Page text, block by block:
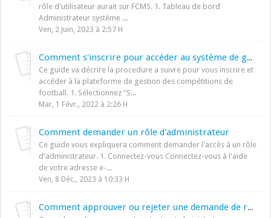
rôle d'utilisateur aurait sur FCMS. 1. Tableau de bord
Administrateur système ...
Ven, 2 Juin, 2023 à 2:57 H
Comment s'inscrire pour accéder au système de gestion des compétitions
Ce guide va décrire la procedure a suivre pour vous inscrire et
accéder à la plateforme de gestion des compétitions de
football. 1. Sélectionnez "S...
Mar, 1 Févr., 2022 à 2:26 H
Comment demander un rôle d'administrateur
Ce guide vous expliquera comment demander l'accès à un rôle
d'administrateur. 1. Connectez-vous Connectez-vous à l'aide
de votre adresse e-...
Ven, 8 Déc., 2023 à 10:33 H
Comment approuver ou rejeter une demande de rôle